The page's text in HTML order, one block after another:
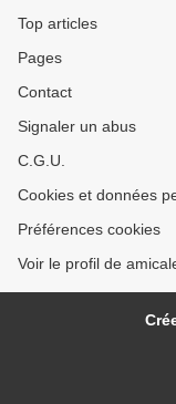
Top articles
Pages
Contact
Signaler un abus
C.G.U.
Cookies et données
Préférences cookies
Voir le profil de